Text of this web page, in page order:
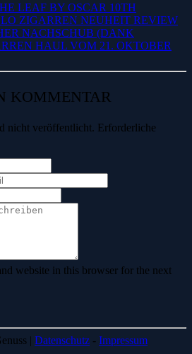
LEAF BY OSCAR 10TH
ZIGARREN NEUHEIT REVIEW
NACHSCHUB (DANK Z
HAUL VOM 21. OKTOBER 2
KOMMENTAR
nicht veröffentlicht. Erforderliche
website in this browser for the next
| Datenschutz - Impressum